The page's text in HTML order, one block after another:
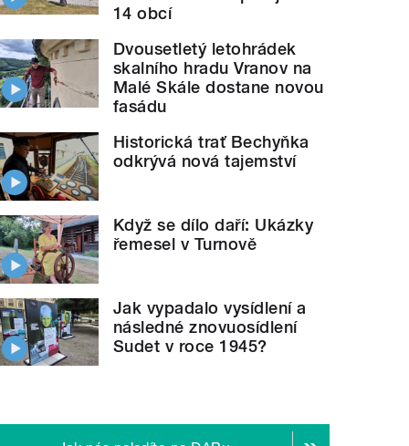
14 obcí
Dvousetletý letohrádek
skalního hradu Vranov na
Malé Skále dostane novou
fasádu
Historická trať Bechyňka
odkrývá nová tajemství
Když se dílo daří: Ukázky
řemesel v Turnově
Jak vypadalo vysídlení a
následné znovuosídlení
Sudet v roce 1945?